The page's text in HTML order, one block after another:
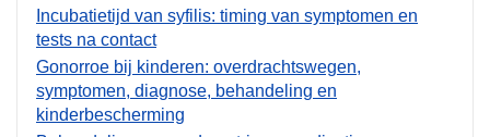
Incubatietijd van syfilis: timing van symptomen en
tests na contact
Gonorroe bij kinderen: overdrachtswegen,
symptomen, diagnose, behandeling en
kinderbescherming